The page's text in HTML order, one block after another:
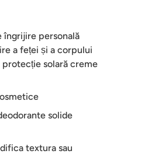
îngrijire personală
a feței și a corpului
solară creme
solide
textura sau